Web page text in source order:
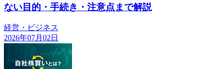
ない目的・手続き・注意点まで解説
経営・ビジネス
2026年07月02日